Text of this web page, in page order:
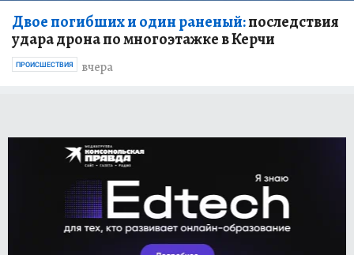
Двое погибших и один раненый:последствия
удара дрона по многоэтажке в Керчи
вчера
ПРОИСШЕСТВИЯ